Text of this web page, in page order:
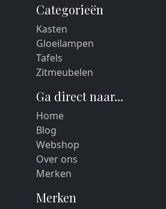
Categorieën
Kasten
Gloeilampen
Tafels
Zitmeubelen
Ga direct naar...
Home
Blog
Webshop
Over ons
Merken
Merken